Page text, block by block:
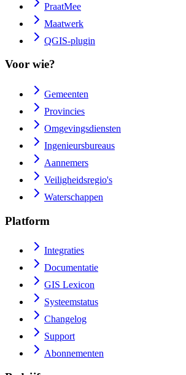
PraatMee
Maatwerk
QGIS-plugin
Voor wie?
Gemeenten
Provincies
Omgevingsdiensten
Ingenieursbureaus
Aannemers
Veiligheidsregio's
Waterschappen
Platform
Integraties
Documentatie
GIS Lexicon
Systeemstatus
Changelog
Support
Abonnementen